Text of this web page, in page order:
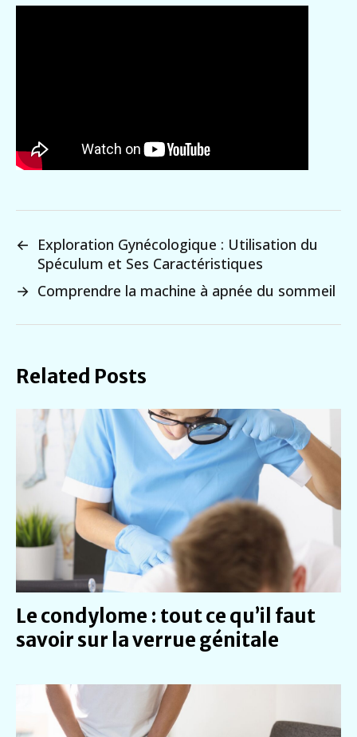
← Exploration Gynécologique : Utilisation du
Spéculum et Ses Caractéristiques
→ Comprendre la machine à apnée du sommeil
Related Posts
Le condylome : tout ce qu’il faut
savoir sur la verrue génitale